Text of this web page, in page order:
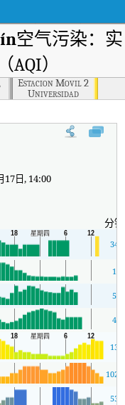
空气污染：实
AQI）
Estacion Movil 2
Universidad
Nacional De
Medellin
Movil 1, Medellín实时空气
17日, 14:00
分钟
34
1
5
4
13
1021
53